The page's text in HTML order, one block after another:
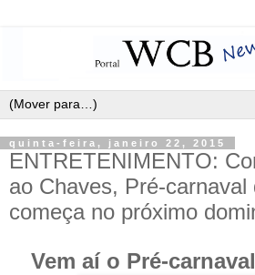
quinta-feira, janeiro 22, 2015
ENTRETENIMENTO:
ao Chaves, Pré-carnaval
começa no próximo
Vem aí o Pré-